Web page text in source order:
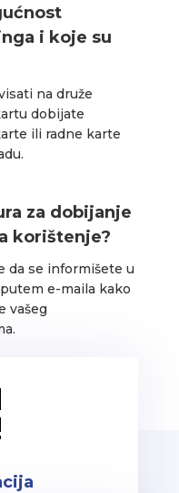
i koje su
na druže
dobijate
ili radne karte
za dobijanje
korištenje?
da se informišete u
e-maila kako
vašeg